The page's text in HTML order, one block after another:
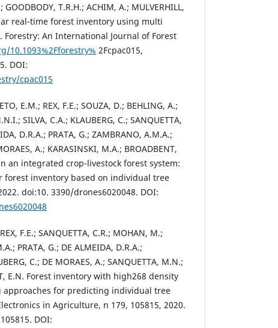
GOODBODY, T.R.H.; ACHIM, A.; MULVERHILL,
real-time forest inventory using multi
An International Journal of Forest
10.1093%2Fforestry% 2Fcpac015,
DOI:
cpac015
E.M.; REX, F.E.; SOUZA, D.; BEHLING, A.;
SILVA, C.A.; KLAUBERG, C.; SANQUETTA,
D.R.A.; PRATA, G.; ZAMBRANO, A.M.A.;
A.; KARASINSKI, M.A.; BROADBENT,
an integrated crop-livestock forest system:
forest inventory based on individual tree
doi:10. 3390/drones6020048. DOI:
F.E.; SANQUETTA, C.R.; MOHAN, M.;
PRATA, G.; DE ALMEIDA, D.R.A.;
C.; DE MORAES, A.; SANQUETTA, M.N.;
E.N. Forest inventory with high268 density
approaches for predicting individual tree
in Agriculture, n 179, 105815, 2020.
DOI: